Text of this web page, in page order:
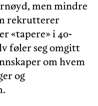
men mindre
rekrutterer
«tapere» i 40-
føler seg omgitt
om hvem
og